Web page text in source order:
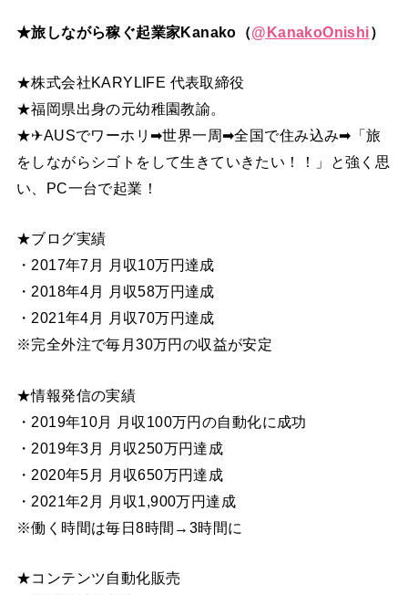
★旅しながら稼ぐ起業家Kanako（@KanakoOnishi）
★株式会社KARYLIFE 代表取締役
★福岡県出身の元幼稚園教諭。
★✈AUSでワーホリ➡世界一周➡全国で住み込み➡「旅
をしながらシゴトをして生きていきたい！！」と強く思
い、PC一台で起業！
★ブログ実績
・2017年7月 月収10万円達成
・2018年4月 月収58万円達成
・2021年4月 月収70万円達成
※完全外注で毎月30万円の収益が安定
★情報発信の実績
・2019年10月 月収100万円の自動化に成功
・2019年3月 月収250万円達成
・2020年5月 月収650万円達成
・2021年2月 月収1,900万円達成
※働く時間は毎日8時間→3時間に
★コンテンツ自動化販売